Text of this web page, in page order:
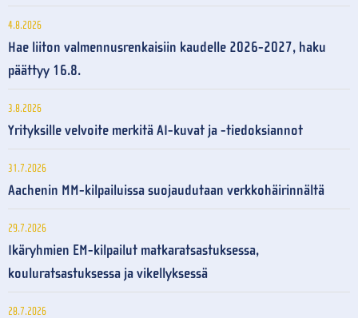
4.8.2026
Hae liiton valmennusrenkaisiin kaudelle 2026-2027, haku
päättyy 16.8.
3.8.2026
Yrityksille velvoite merkitä AI-kuvat ja -tiedoksiannot
31.7.2026
Aachenin MM-kilpailuissa suojaudutaan verkkohäirinnältä
29.7.2026
Ikäryhmien EM-kilpailut matkaratsastuksessa,
kouluratsastuksessa ja vikellyksessä
28.7.2026